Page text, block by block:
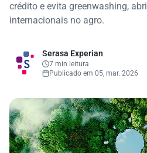
crédito e evita greenwashing,
internacionais no agro.
Serasa Experian
7 min leitura
Publicado em 05, mar. 2026